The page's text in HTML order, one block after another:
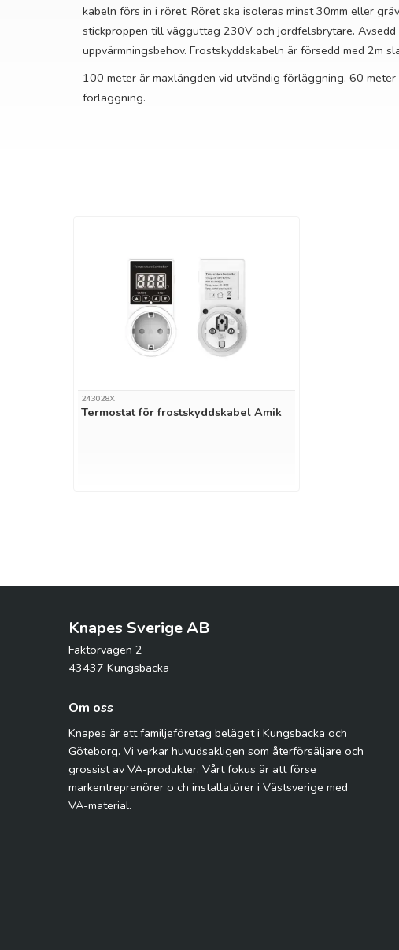
kabeln förs in i röret. Röret ska isoleras minst 30mm eller
stickproppen till vägguttag 230V och jordfelsbrytare.
uppvärmningsbehov. Frostskyddskabeln är försedd med 2m
100 meter är maxlängden vid utvändig förläggning. 60
förläggning.
Termostat för frostskyddskabel Amik
243028X
Knapes Sverige AB
Faktorvägen 2
43437 Kungsbacka
Om oss
Knapes är ett familjeföretag beläget i Kungsbacka och
Göteborg. Vi verkar huvudsakligen som återförsäljare och
grossist av VA-produkter. Vårt fokus är att förse
markentreprenörer o ch installatörer i Västsverige med
VA-material.